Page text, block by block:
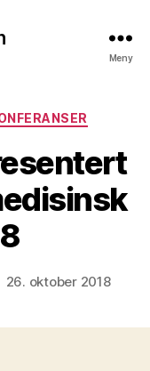
Meny
26. oktober 2018